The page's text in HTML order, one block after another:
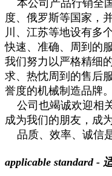
本公司产品行销全
度、俄罗斯等国家，
川、江苏等地设有多
快速、准确、周到的服
我们努力以严格精细
求、热忱周到的售后
誉度的机械制造品牌。
公司也竭诚欢迎相
成为我们的朋友，成
品质、效率、诚信
applicable standard -